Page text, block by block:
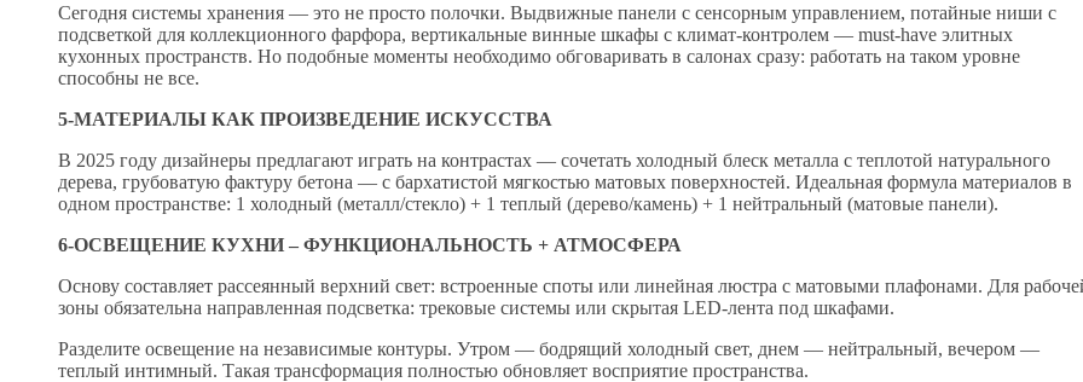
Сегодня системы хранения — это не просто полочки. Выдвижные панели с сенсорным управлением, потайные ниши с
подсветкой для коллекционного фарфора, вертикальные винные шкафы с климат-контролем — must-have элитных
кухонных пространств. Но подобные моменты необходимо обговаривать в салонах сразу: работать на таком уровне
способны не все.
5-МАТЕРИАЛЫ КАК ПРОИЗВЕДЕНИЕ ИСКУССТВА
В 2025 году дизайнеры предлагают играть на контрастах — сочетать холодный блеск металла с теплотой натурального
дерева, грубоватую фактуру бетона — с бархатистой мягкостью матовых поверхностей. Идеальная формула материалов в
одном пространстве: 1 холодный (металл/стекло) + 1 теплый (дерево/камень) + 1 нейтральный (матовые панели).
6-ОСВЕЩЕНИЕ КУХНИ – ФУНКЦИОНАЛЬНОСТЬ + АТМОСФЕРА
Основу составляет рассеянный верхний свет: встроенные споты или линейная люстра с матовыми плафонами. Для
зоны обязательна направленная подсветка: трековые системы или скрытая LED-лента под шкафами.
Разделите освещение на независимые контуры. Утром — бодрящий холодный свет, днем — нейтральный, вечером —
теплый интимный. Такая трансформация полностью обновляет восприятие пространства.